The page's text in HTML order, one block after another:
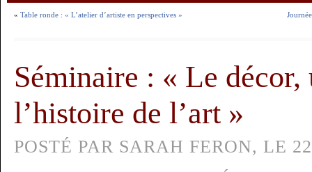
« Table ronde : « L’atelier d’artiste en perspectives »
Séminaire : « Le décor,
l’histoire de l’art »
POSTÉ PAR SARAH FERON, LE